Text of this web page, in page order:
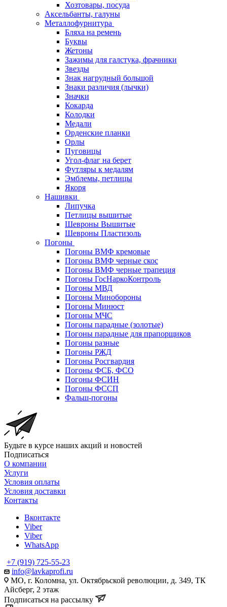
Хозтовары, посуда
Аксельбанты, галуны
Металлофурнитура
Бляха на ремень
Буквы
Жетоны
Зажимы для галстука, фрачники
Звезды
Знак нагрудный большой
Знаки различия (лычки)
Значки
Кокарда
Колодки
Медали
Орденские планки
Орлы
Пуговицы
Угол-флаг на берет
Футляры к медалям
Эмблемы, петлицы
Якоря
Нашивки
Липучка
Петлицы вышитые
Шевроны Вышитые
Шевроны Пластизоль
Погоны
Погоны ВМФ кремовые
Погоны ВМФ черные скос
Погоны ВМФ черные трапеция
Погоны ГосНаркоКонтроль
Погоны МВД
Погоны Минобороны
Погоны Минюст
Погоны МЧС
Погоны парадные (золотые)
Погоны парадные для прапорщиков
Погоны разные
Погоны РЖД
Погоны Росгвардия
Погоны ФСБ, ФСО
Погоны ФСИН
Погоны ФССП
Фальш-погоны
Будьте в курсе наших акций и новостей
Подписаться
О компании
Услуги
Условия оплаты
Условия доставки
Контакты
Вконтакте
Viber
Viber
WhatsApp
+7 (919) 725-55-23
info@lavkaprofi.ru
МО, г. Коломна, ул. Октябрьской революции, д. 349, ТК
Айсберг, 2 этаж
Подписаться на рассылку